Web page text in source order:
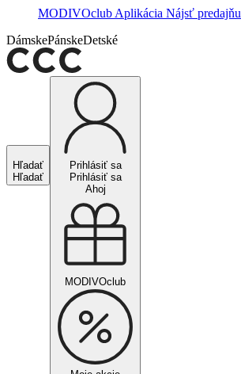
MODIVOclub Aplikácia Nájsť predajňu
DámskePánskeDetské
Hľadať
Hľadať
Prihlásiť sa
Prihlásiť sa
Ahoj
MODIVOclub